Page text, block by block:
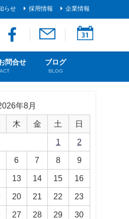
らせ 採用情報 企業情報
問合せ ブログ
BLOG
年8月
木 金 土 日
1 2
6 7 8 9
13 14 15 16
20 21 22 23
27 28 29 30